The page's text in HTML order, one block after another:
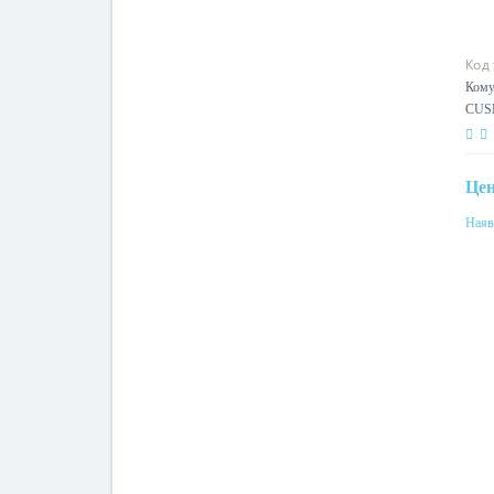
Код